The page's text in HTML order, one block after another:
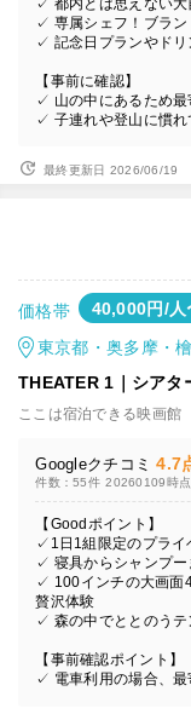
✓ 都内とは思えない大
✓ 専属シェフ！ブラン
✓ 記念日プランやドリ
【事前に確認】
✓ 山の中にあるため
✓ 子連れや登山に慣れ
最終更新日 2026/06/19
価格帯 40,000円/人
東京都・奥多摩・
THEATER 1｜シアタ
ここは宿泊できる映画館
Googleクチコミ 4.7
件数：55件 20260109時点
【Goodポイント】
✓1日1組限定のプライ
✓ 寝具からシャンプー
✓ 100インチの大画面
贅沢体験
✓ 森の中でととのうテ
【事前確認ポイント】
✓ 電車利用の場合、最